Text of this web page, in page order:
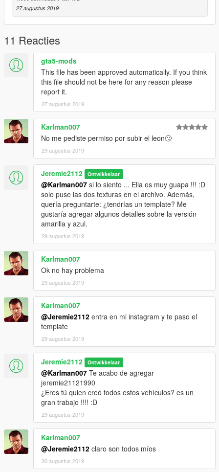
27 augustus 2019
11 Reacties
gta5-mods
This file has been approved automatically. If you think
this file should not be here for any reason please
report it.
27 augustus 2019
Karlman007
No me pediste permiso por subir el leon🙄
29 augustus 2019
Jeremie2112 Ontwikkelaar
@Karlman007 si lo siento ... Ella es muy guapa !!! :D
solo puse las dos texturas en el archivo. Además,
quería preguntarte: ¿tendrías un template? Me
gustaría agregar algunos detalles sobre la versión
amarilla y azul.
29 augustus 2019
Karlman007
Ok no hay problema
29 augustus 2019
Karlman007
@Jeremie2112 entra en mi instagram y te paso el
template
29 augustus 2019
Jeremie2112 Ontwikkelaar
@Karlman007 Te acabo de agregar
jeremie21121990
¿Eres tú quien creó todos estos vehículos? es un
gran trabajo !!!! :D
29 augustus 2019
Karlman007
@Jeremie2112 claro son todos míos
30 augustus 2019